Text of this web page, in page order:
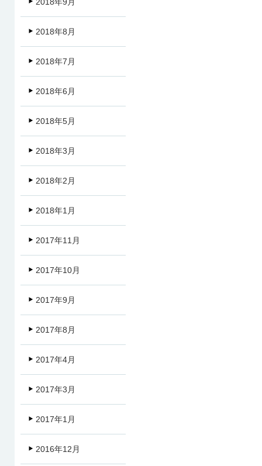
2018年8月
2018年7月
2018年6月
2018年5月
2018年3月
2018年2月
2018年1月
2017年11月
2017年10月
2017年9月
2017年8月
2017年4月
2017年3月
2017年1月
2016年12月